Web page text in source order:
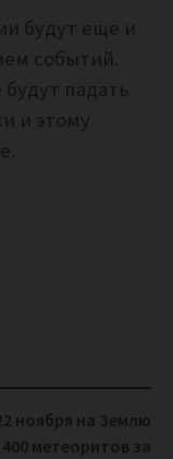
будут еще и
событий.
падать
и этому
ноября на Землю
метеоритов за